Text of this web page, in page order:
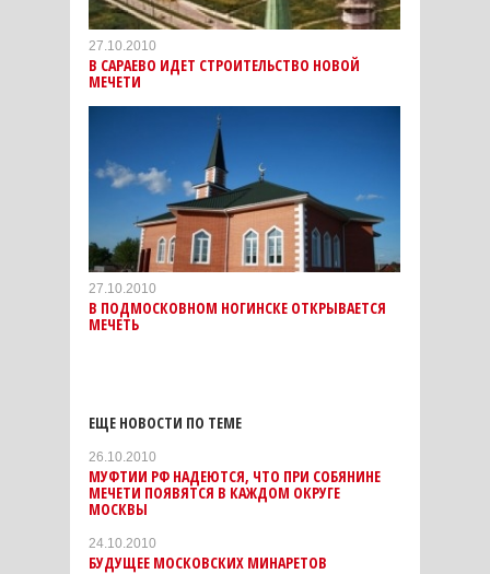
27.10.2010
В САРАЕВО ИДЕТ СТРОИТЕЛЬСТВО НОВОЙ
МЕЧЕТИ
27.10.2010
В ПОДМОСКОВНОМ НОГИНСКЕ ОТКРЫВАЕТСЯ
МЕЧЕТЬ
ЕЩЕ НОВОСТИ ПО ТЕМЕ
26.10.2010
МУФТИИ РФ НАДЕЮТСЯ, ЧТО ПРИ СОБЯНИНЕ
МЕЧЕТИ ПОЯВЯТСЯ В КАЖДОМ ОКРУГЕ
МОСКВЫ
24.10.2010
БУДУЩЕЕ МОСКОВСКИХ МИНАРЕТОВ